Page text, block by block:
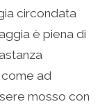
circondata
è piena di
come ad
mosso con